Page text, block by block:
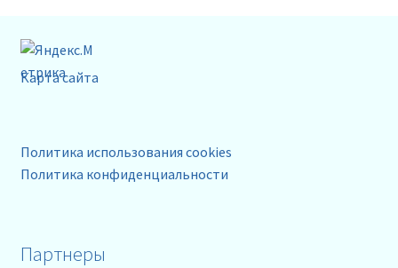
Карта сайта
Политика использования cookies
Политика конфиденциальности
Партнеры